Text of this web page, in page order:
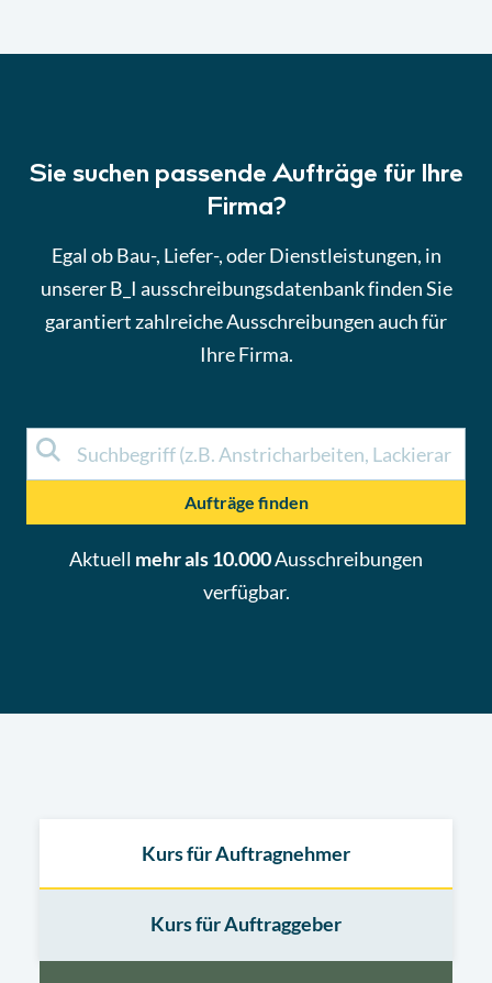
Sie suchen passende Aufträge für Ihre
Firma?
Egal ob Bau-, Liefer-, oder Dienstleistungen, in
unserer B_I ausschreibungsdatenbank finden Sie
garantiert zahlreiche Ausschreibungen auch für
Ihre Firma.
Aufträge finden
Aktuell mehr als 10.000Ausschreibungen
verfügbar.
Kurs für Auftragnehmer
Kurs für Auftraggeber